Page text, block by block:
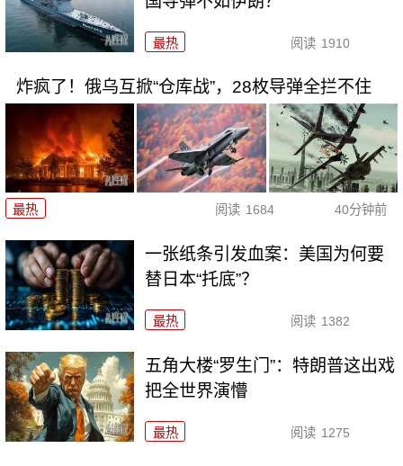
最热 阅读 1910
炸疯了！俄乌互掀“仓库战”，28枚导弹全拦不住
最热 阅读 1684 40分钟前
一张纸条引发血案：美国为何要
替日本“托底”？
最热 阅读 1382
五角大楼“罗生门”：特朗普这出戏
把全世界演懵
最热 阅读 1275